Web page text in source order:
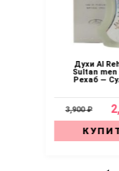
Духи Al
Sultan men
Рехаб —
3,900 ₽